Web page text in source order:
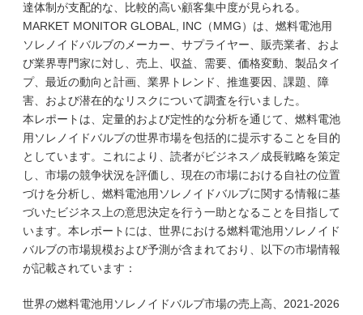
達体制が支配的な、比較的高い顧客集中度が見られる。
MARKET MONITOR GLOBAL, INC（MMG）は、燃料電池用
ソレノイドバルブのメーカー、サプライヤー、販売業者、およ
び業界専門家に対し、売上、収益、需要、価格変動、製品タイ
プ、最近の動向と計画、業界トレンド、推進要因、課題、障
害、および潜在的なリスクについて調査を行いました。
本レポートは、定量的および定性的な分析を通じて、燃料電池
用ソレノイドバルブの世界市場を包括的に提示することを目的
としています。これにより、読者がビジネス／成長戦略を策定
し、市場の競争状況を評価し、現在の市場における自社の位置
づけを分析し、燃料電池用ソレノイドバルブに関する情報に基
づいたビジネス上の意思決定を行う一助となることを目指して
います。本レポートには、世界における燃料電池用ソレノイド
バルブの市場規模および予測が含まれており、以下の市場情報
が記載されています：
世界の燃料電池用ソレノイドバルブ市場の売上高、2021-2026